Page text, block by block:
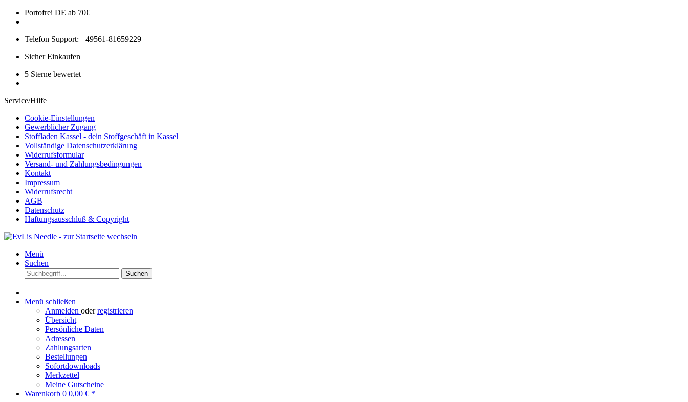
Portofrei DE ab 70€
Telefon Support: +49561-81659229
Sicher Einkaufen
5 Sterne bewertet
Service/Hilfe
Cookie-Einstellungen
Gewerblicher Zugang
Stoffladen Kassel - dein Stoffgeschäft in Kassel
Vollständige Datenschutzerklärung
Widerrufsformular
Versand- und Zahlungsbedingungen
Kontakt
Impressum
Widerrufsrecht
AGB
Datenschutz
Haftungsausschluß & Copyright
Menü
Suchen
Suchen
Menü schließen
Anmelden oderregistrieren
Übersicht
Persönliche Daten
Adressen
Zahlungsarten
Bestellungen
Sofortdownloads
Merkzettel
Meine Gutscheine
Warenkorb 0 0,00 € *